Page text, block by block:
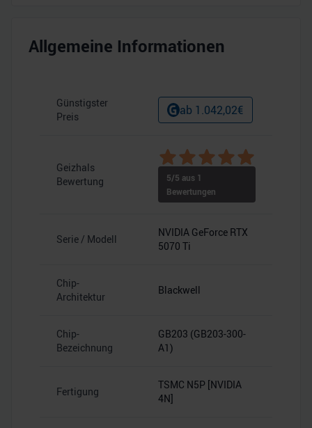
Allgemeine Informationen
Günstigster
Preis
ab 1.042,02€
Geizhals
Bewertung
5/5 aus 1
Bewertungen
Serie / Modell
NVIDIA GeForce RTX
5070 Ti
Chip-
Architektur
Blackwell
Chip-
Bezeichnung
GB203 (GB203-300-
A1)
Fertigung
TSMC N5P [NVIDIA
4N]